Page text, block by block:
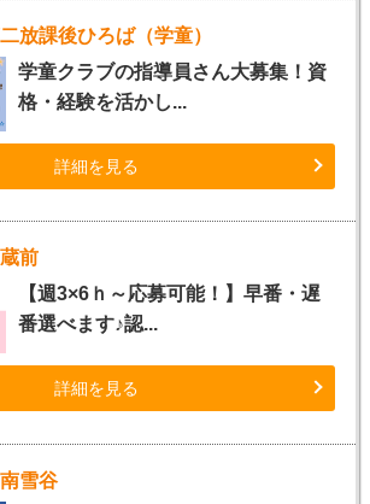
放課後ひろば（学童）
学童クラブの指導員さん大募集！資
格・経験を活かし...
詳細を見る
前
【週3×6ｈ～応募可能！】早番・遅
番選べます♪認...
詳細を見る
雪谷